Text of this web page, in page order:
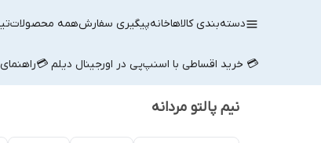
دسته‌بندی کالاهاخانهپیگیری سفارشهمه محصولات
💳 خرید اقساطی با اسنپ‌پی در اورجینال دیلم 💳
نیم پالتو مردانه